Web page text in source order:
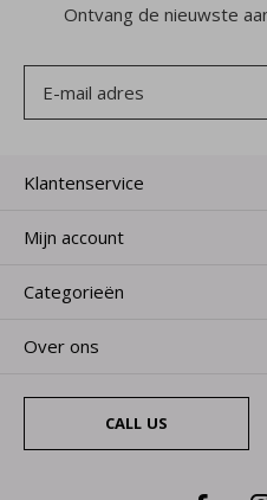
Ontvang de nieuwste
Klantenservice
Mijn account
Categorieën
Over ons
CALL US